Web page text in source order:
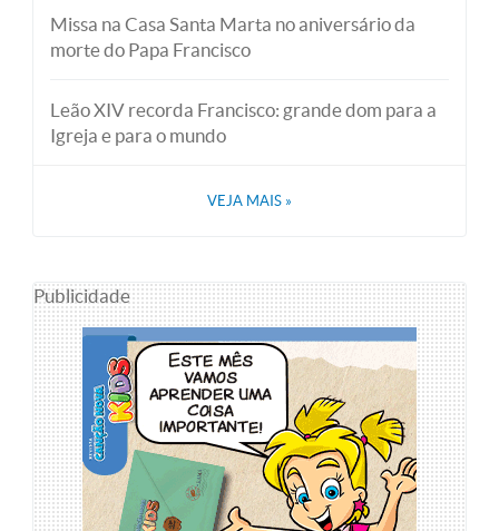
Missa na Casa Santa Marta no aniversário da
morte do Papa Francisco
Leão XIV recorda Francisco: grande dom para a
Igreja e para o mundo
VEJA MAIS »
Publicidade